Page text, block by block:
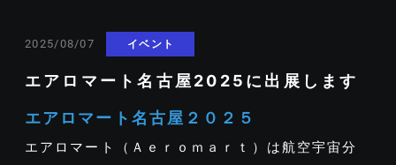
2025/08/07 イベント
エアロマート名古屋2025に出展します
エアロマート名古屋２０２５
エアロマート（Ａｅｒｏｍａｒｔ）は航空宇宙分